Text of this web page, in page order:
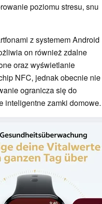
poziomu stresu, snu
z systemem Android
on również zdalne
oraz wyświetlanie
NFC, jednak obecnie nie
ogranicza się do
inteligentne zamki domowe.